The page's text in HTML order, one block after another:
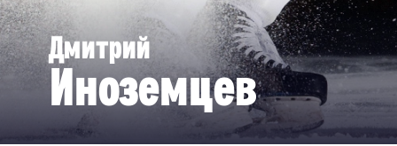
Дмитрий
Иноземцев